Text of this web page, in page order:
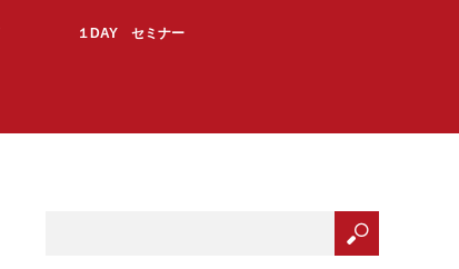
１DAY セミナー